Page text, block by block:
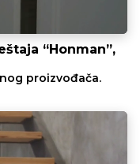
“Honman”,
proizvođača.